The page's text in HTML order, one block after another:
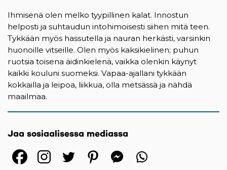
Ihmisenä olen melko tyypillinen kalat. Innostun
helposti ja suhtaudun intohimoisesti siihen mitä teen.
Tykkään myös hassutella ja nauran herkästi, varsinkin
huonoille vitseille. Olen myös kaksikielinen; puhun
ruotsia toisena äidinkielenä, vaikka olenkin käynyt
kaikki kouluni suomeksi. Vapaa-ajallani tykkään
kokkailla ja leipoa, liikkua, olla metsässä ja nähdä
maailmaa.
Jaa sosiaalisessa mediassa
(opens in a new tab)
(opens in a new tab)
(opens in a new
(opens in a